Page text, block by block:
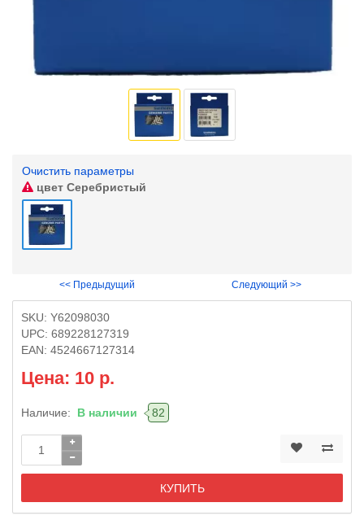
Очистить параметры
цвет Серебристый
<< Предыдущий Следующий >>
SKU: Y62098030
UPC: 689228127319
EAN: 4524667127314
Цена: 10 р.
Наличие: В наличии 82
КУПИТЬ